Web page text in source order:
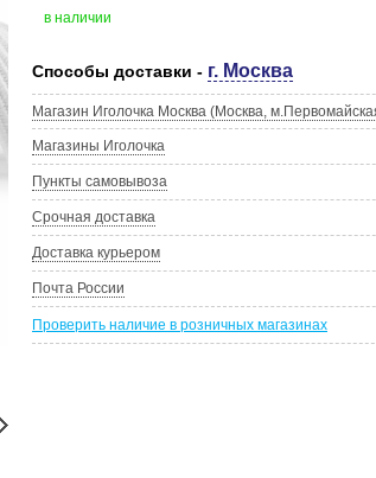
в наличии
Способы доставки - г. Москва
Магазин Иголочка Москва (Москва,
Магазины Иголочка
Пункты самовывоза
Срочная доставка
Доставка курьером
Почта России
Проверить наличие в розничных магазинах